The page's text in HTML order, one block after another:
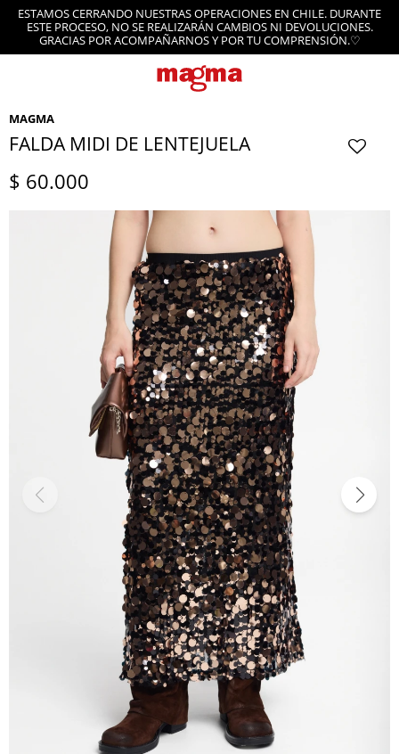
ESTAMOS CERRANDO NUESTRAS OPERACIONES EN CHILE. DURANTE
ESTE PROCESO, NO SE REALIZARÁN CAMBIOS NI DEVOLUCIONES.
GRACIAS POR ACOMPAÑARNOS Y POR TU COMPRENSIÓN.♡
MAGMA
FALDA MIDI DE LENTEJUELA
$ 60.000